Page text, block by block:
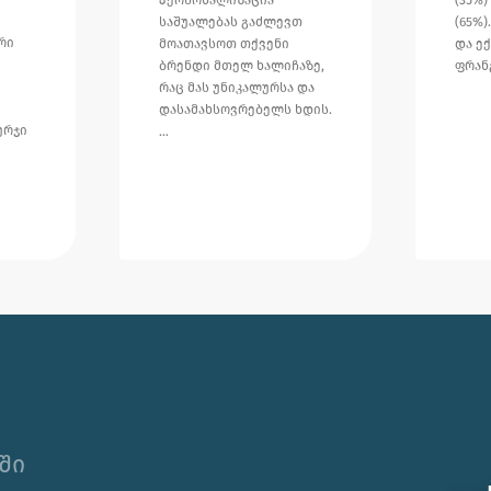
საშუალებას გაძლევთ
მოათავსოთ თქვენი
ბრენდი მთელ ხალიჩაზე,
რაც მას უნიკალურსა და
დასამახსოვრებელს ხდის.
…
და